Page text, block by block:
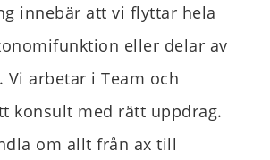
innebär att vi flyttar hela
eller delar av
. Vi arbetar i Team och
konsult med rätt uppdrag.
om allt från ax till